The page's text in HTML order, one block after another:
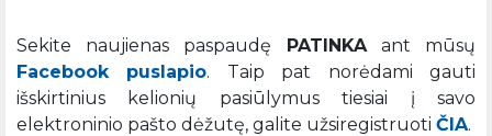
Sekite naujienas paspaudę PATINKAant mūsų
Facebook puslapio. Taip pat norėdami gauti
išskirtinius kelionių pasiūlymus tiesiai į savo
elektroninio pašto dėžutę, galite užsiregistruoti ČIA.